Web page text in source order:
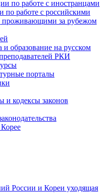
по работе с иностранцами
работе с российскими
проживающими за рубежом
и образование на русском
РКИ
порталы
и кодексы законов
России и Кореи уходящая